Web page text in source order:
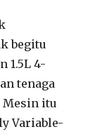
begitu
1.5L 4-
tenaga
Mesin itu
Variable-